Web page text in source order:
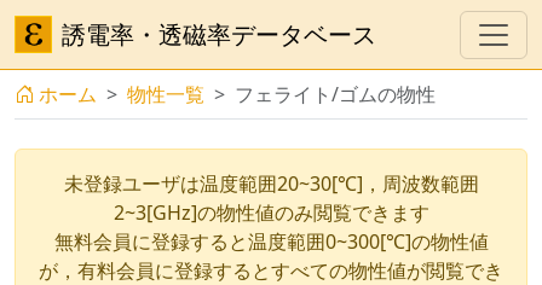
誘電率・透磁率データベース
ホーム 物性一覧 フェライト/ゴムの物性
未登録ユーザは温度範囲20~30[℃]，周波数範囲
2~3[GHz]の物性値のみ閲覧できます
無料会員に登録すると温度範囲0~300[℃]の物性値
が，有料会員に登録するとすべての物性値が閲覧でき